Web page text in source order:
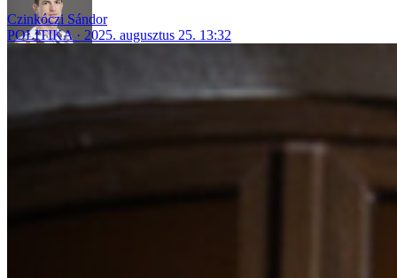
Czinkóczi Sándor
POLITIKA
2025. augusztus 25. 13:32